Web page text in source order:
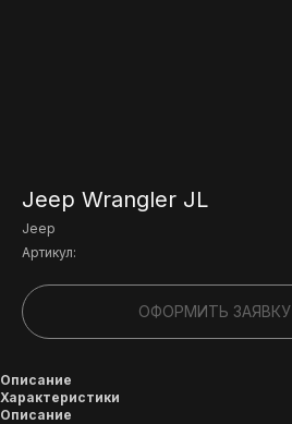
Jeep Wrangler JL
Jeep
Артикул:
ОФОРМИТЬ ЗАЯВКУ
Описание
Характеристики
Описание